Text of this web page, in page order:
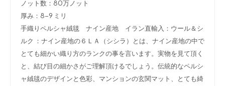
ノット数：80万ノット
厚み：8-9 ミリ
手織りペルシャ絨毯 ナイン産地 イラン直輸入：ウール＆シ
ルク ：ナイン産地の６ＬＡ（シシラ）とは、ナイン産地の中で
とても細かい織り方のランクの事を言います。実物を見て頂く
と、結び目の細かさがご理解頂けるでしょう。伝統的なペルシ
ャ絨毯のデザインと色彩、マンションの玄関マット、とても綺